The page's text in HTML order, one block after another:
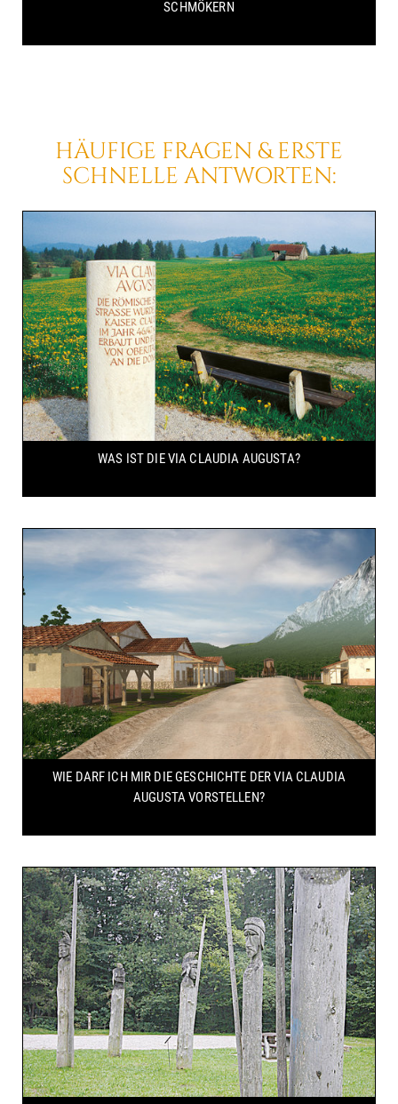
SCHMÖKERN
HÄUFIGE FRAGEN & ERSTE
SCHNELLE ANTWORTEN:
WAS IST DIE VIA CLAUDIA AUGUSTA?
WIE DARF ICH MIR DIE GESCHICHTE DER VIA CLAUDIA
AUGUSTA VORSTELLEN?